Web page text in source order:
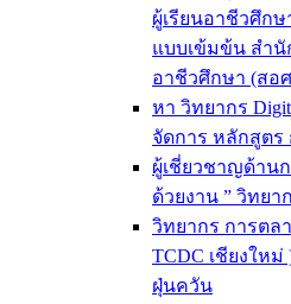
ผู้เรียนอาชีวศึก
แบบเข้มข้น สำ
อาชีวศึกษา (สอ
หา วิทยากร
จัดการ หลักสูตร
ผู้เชี่ยวชาญด้าน
ด้วยงาน ” วิทยา
วิทยากร การตลา
TCDC เชียงให
ฝุ่นควัน